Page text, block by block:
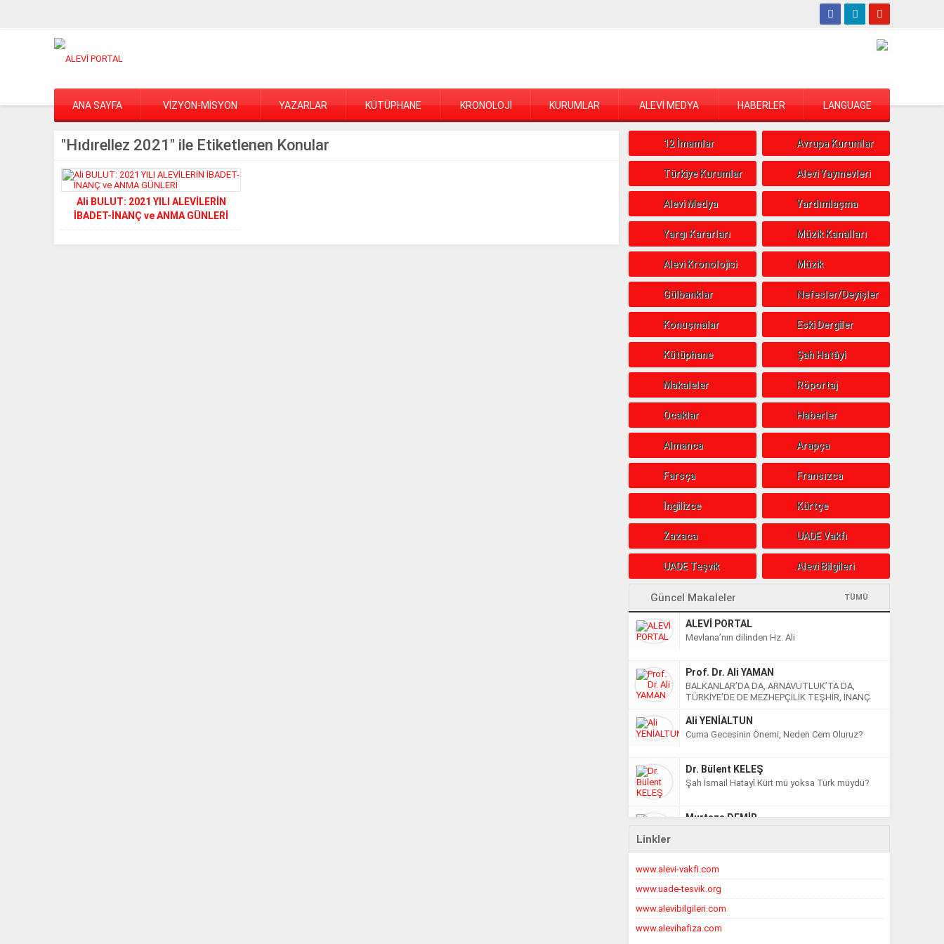
ANA SAYFA VİZYON-MİSYON YAZARLAR KÜTÜPHANE KRONOLOJİ KURUMLAR ALEVİ MEDYA HABERLER LANGUAGE
"Hıdırellez 2021" ile Etiketlenen Konular
Ali BULUT: 2021 YILI ALEVİLERİN
İBADET-İNANÇ ve ANMA GÜNLERİ
12 İmamlar Avrupa Kurumlar
Türkiye Kurumlar Alevi Yayınevleri
Alevi Medya Yardımlaşma
Yargı Kararları Müzik Kanalları
Alevi Kronolojisi Müzik
Gülbanklar Nefesler/Deyişler
Konuşmalar Eski Dergiler
Kütüphane Şah Hatâyi
Makaleler Röportaj
Ocaklar Haberler
Almanca Arapça
Farsça Fransızca
İngilizce Kürtçe
Zazaca UADE Vakfı
UADE Teşvik Alevi Bilgileri
Güncel Makaleler TÜMÜ
ALEVİ PORTAL
Mevlana’nın dilinden Hz. Ali
Prof. Dr. Ali YAMAN
BALKANLAR’DA DA, ARNAVUTLUK’TA DA,
TÜRKİYE’DE DE MEZHEPÇİLİK TEŞHİR, İNANÇ
ÖZGÜRLÜĞÜ TEŞVİK EDİLMELİ! AMMA…
Ali YENİALTUN
Cuma Gecesinin Önemi, Neden Cem Oluruz?
Dr. Bülent KELEŞ
Şah İsmail Hatayî Kürt mü yoksa Türk müydü?
Murtaza DEMİR
Doğan BERMEK
HERKES HERKESE KARŞI
Enis EMİR
Gelin canlar bir olalım, Ehl-i Beyt efendilerimizin
Linkler
www.alevi-vakfi.com
www.uade-tesvik.org
www.alevibilgileri.com
www.alevihafiza.com